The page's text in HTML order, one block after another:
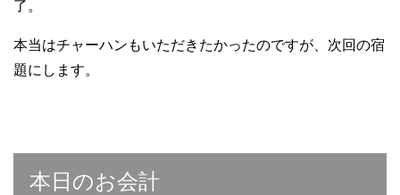
了。
本当はチャーハンもいただきたかったのですが、次回の宿
題にします。
本日のお会計